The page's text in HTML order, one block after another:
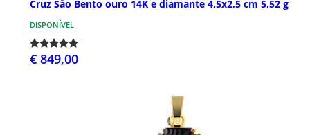
Cruz São Bento ouro 14K e diamante 4,5x2,5 cm 5,52 g
DISPONÍVEL
€ 849,00